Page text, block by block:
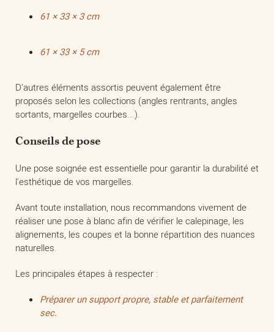
61 × 33 × 3 cm
61 × 33 × 5 cm
D'autres éléments assortis peuvent également être
proposés selon les collections (angles rentrants, angles
sortants, margelles courbes...).
Conseils de pose
Une pose soignée est essentielle pour garantir la durabilité et
l'esthétique de vos margelles.
Avant toute installation, nous recommandons vivement de
réaliser une pose à blanc afin de vérifier le calepinage, les
alignements, les coupes et la bonne répartition des nuances
naturelles.
Les principales étapes à respecter :
Préparer un support propre, stable et parfaitement
sec.